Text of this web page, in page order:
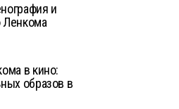
и
в кино:
образов в